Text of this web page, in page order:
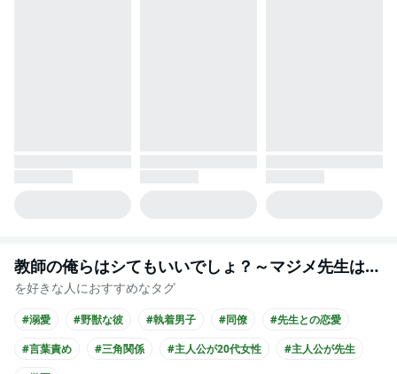
教師の俺らはシてもいいでしょ？～マジメ先生はチャラ男先生に敵わない～
を好きな人におすすめなタグ
#溺愛 #野獣な彼 #執着男子 #同僚
#先生との恋愛
#言葉責め
#三角関係 #主人公が20代女性
#主人公が先生